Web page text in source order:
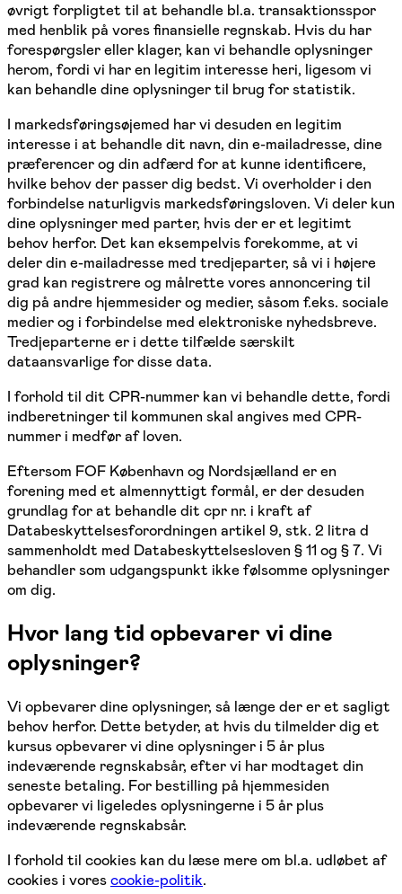
øvrigt forpligtet til at behandle bl.a. transaktionsspor
med henblik på vores finansielle regnskab. Hvis du har
forespørgsler eller klager, kan vi behandle oplysninger
herom, fordi vi har en legitim interesse heri, ligesom vi
kan behandle dine oplysninger til brug for statistik.
I markedsføringsøjemed har vi desuden en legitim
interesse i at behandle dit navn, din e-mailadresse, dine
præferencer og din adfærd for at kunne identificere,
hvilke behov der passer dig bedst. Vi overholder i den
forbindelse naturligvis markedsføringsloven. Vi deler kun
dine oplysninger med parter, hvis der er et legitimt
behov herfor. Det kan eksempelvis forekomme, at vi
deler din e-mailadresse med tredjeparter, så vi i højere
grad kan registrere og målrette vores annoncering til
dig på andre hjemmesider og medier, såsom f.eks. sociale
medier og i forbindelse med elektroniske nyhedsbreve.
Tredjeparterne er i dette tilfælde særskilt
dataansvarlige for disse data.
I forhold til dit CPR-nummer kan vi behandle dette, fordi
indberetninger til kommunen skal angives med CPR-
nummer i medfør af loven.
Eftersom FOF København og Nordsjælland er en
forening med et almennyttigt formål, er der desuden
grundlag for at behandle dit cpr nr. i kraft af
Databeskyttelsesforordningen artikel 9, stk. 2 litra d
sammenholdt med Databeskyttelsesloven § 11 og § 7. Vi
behandler som udgangspunkt ikke følsomme oplysninger
om dig.
Hvor lang tid opbevarer vi dine
oplysninger?
Vi opbevarer dine oplysninger, så længe der er et sagligt
behov herfor. Dette betyder, at hvis du tilmelder dig et
kursus opbevarer vi dine oplysninger i 5 år plus
indeværende regnskabsår, efter vi har modtaget din
seneste betaling. For bestilling på hjemmesiden
opbevarer vi ligeledes oplysningerne i 5 år plus
indeværende regnskabsår.
I forhold til cookies kan du læse mere om bl.a. udløbet af
cookies i vorescookie-politik.